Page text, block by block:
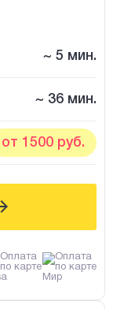
~ 5 мин.
~ 36 мин.
от 1500 руб.